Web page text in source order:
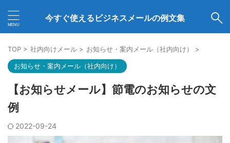
今すぐ使えるビジネスメールの例文集
TOP > 社内向けメール > お知らせ・案内メール（社内向け） >
お知らせ・案内メール（社内向け）
【お知らせメール】節電のお知らせの文
例
2022-09-24